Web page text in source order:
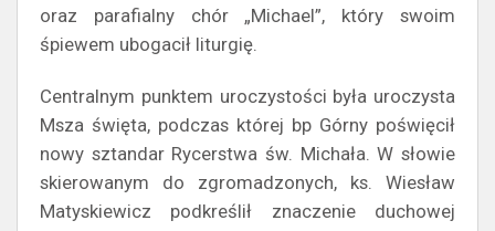
oraz parafialny chór „Michael”, który swoim
śpiewem ubogacił liturgię.
Centralnym punktem uroczystości była uroczysta
Msza święta, podczas której bp Górny poświęcił
nowy sztandar Rycerstwa św. Michała. W słowie
skierowanym do zgromadzonych, ks. Wiesław
Matyskiewicz podkreślił znaczenie duchowej